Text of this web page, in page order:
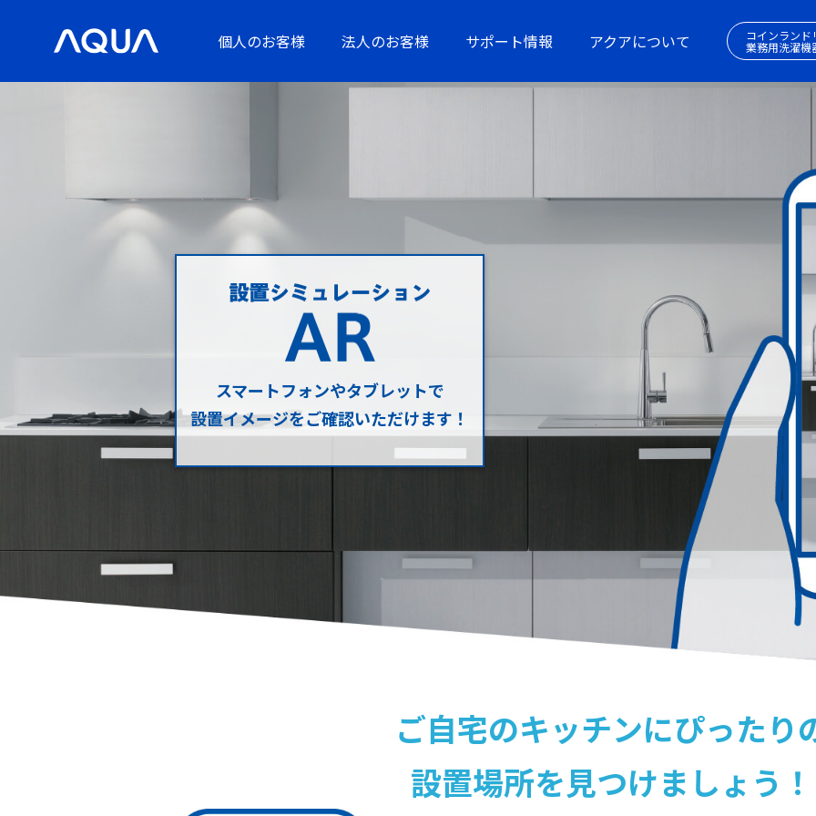
個人のお客様 法人のお客様 サポート情報 アクアについて コインランド
業務用洗濯機
スマートフォンやタブレットで
設置イメージをご確認いただけます！
ご自宅のキッチンにぴったり
設置場所を見つけましょう！